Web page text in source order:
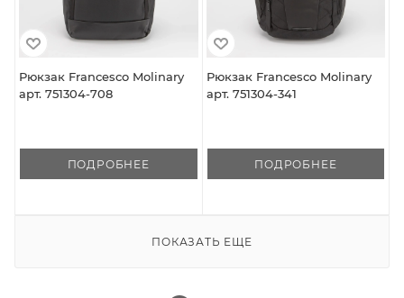
Рюкзак Francesco Molinary
арт. 751304-708
ПОДРОБНЕЕ
Рюкзак Francesco Molinary
арт. 751304-341
ПОДРОБНЕЕ
ПОКАЗАТЬ ЕЩЕ